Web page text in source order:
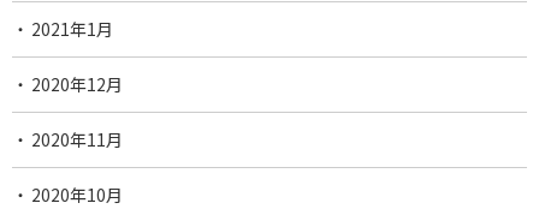
2021年1月
2020年12月
2020年11月
2020年10月